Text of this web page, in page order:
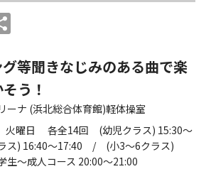
スポーツ協会に関する
ムでのお問い合わせ
るお問い合わせは、
の問い合わせ先までお願いいたします。
等聞きなじみのある曲で楽
う！
ーナ (浜北総合体育館)軽体操室
火曜日 各全14回 (幼児クラス) 15:30～
) 16:40～17:40 / (小3～6クラス)
～成人コース 20:00～21:00